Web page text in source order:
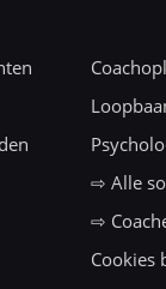
⇨ Alle
⇨
Cookies